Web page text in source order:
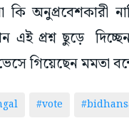
অনুপ্রবেশকারী
এই প্রশ্ন ছুড়ে
গিয়েছেন মমতা
#vote